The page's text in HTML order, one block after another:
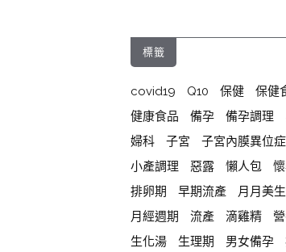
標籤
covid19 Q10 保健 保健
健康食品
備孕 備孕調理
婦科
子宮 子宮內膜異位症
小產調理
惡露 懶人包
排卵期
早期流產 月月美
月經週期
流產 滴雞精
生化湯
生理期 男女備孕